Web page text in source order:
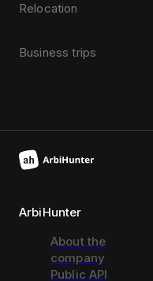
Relocation
Business trips
ArbiHunter
About the
company
Public API